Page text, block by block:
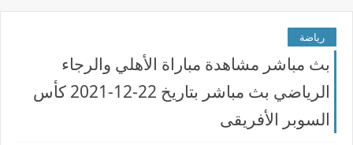
رياضة
بث مباشر مشاهدة مباراة الأهلي والرجاء
الرياضي بث مباشر بتاريخ 22-12-2021 كأس
السوبر الأفريقى